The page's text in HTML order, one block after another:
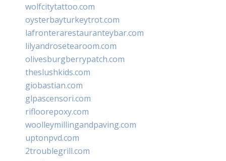
wolfcitytattoo.com
oysterbayturkeytrot.com
lafronterarestauranteybar.com
lilyandrosetearoom.com
olivesburgberrypatch.com
theslushkids.com
giobastian.com
glpascensori.com
rifloorepoxy.com
woolleymillingandpaving.com
uptonpvd.com
2troublegrill.com